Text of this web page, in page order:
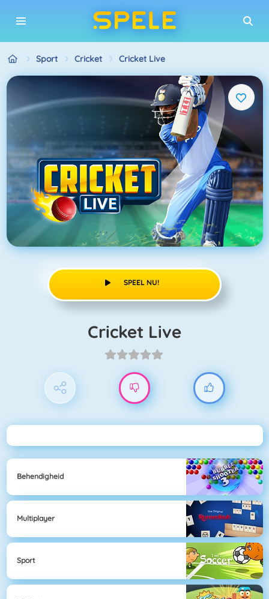
Sport Cricket Cricket Live
SPEEL NU!
Cricket Live
Behendigheid
Multiplayer
Sport